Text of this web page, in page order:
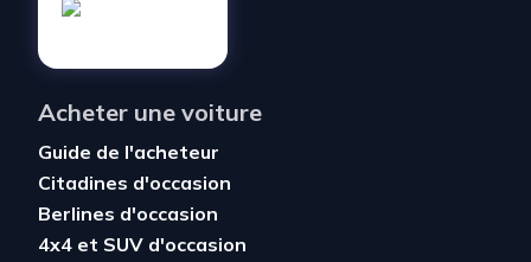
Acheter une voiture
Guide de l'acheteur
Citadines d'occasion
Berlines d'occasion
4x4 et SUV d'occasion